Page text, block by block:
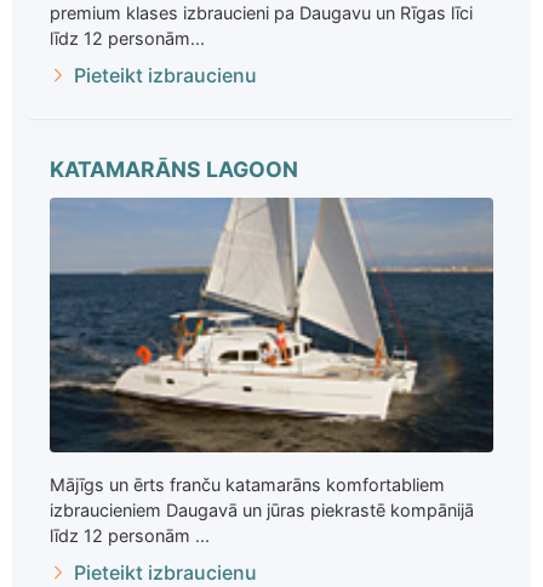
premium klases izbraucieni pa Daugavu un Rīgas līci
līdz 12 personām...
Pieteikt izbraucienu
KATAMARĀNS LAGOON
Mājīgs un ērts franču katamarāns komfortabliem
izbraucieniem Daugavā un jūras piekrastē kompānijā
līdz 12 personām ...
Pieteikt izbraucienu